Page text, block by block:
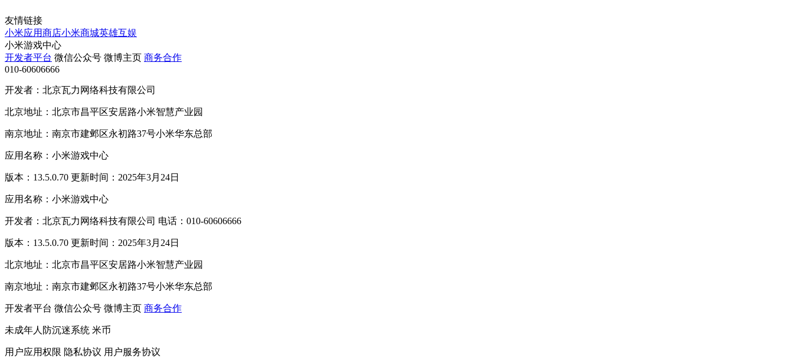
友情链接
小米应用商店小米商城英雄互娱
小米游戏中心
开发者平台 微信公众号 微博主页 商务合作
010-60606666
开发者：北京瓦力网络科技有限公司
北京地址：北京市昌平区安居路小米智慧产业园
南京地址：南京市建邺区永初路37号小米华东总部
应用名称：小米游戏中心
版本：13.5.0.70 更新时间：2025年3月24日
应用名称：小米游戏中心
开发者：北京瓦力网络科技有限公司 电话：010-60606666
版本：13.5.0.70 更新时间：2025年3月24日
北京地址：北京市昌平区安居路小米智慧产业园
南京地址：南京市建邺区永初路37号小米华东总部
开发者平台 微信公众号 微博主页 商务合作
未成年人防沉迷系统 米币
用户应用权限 隐私协议 用户服务协议